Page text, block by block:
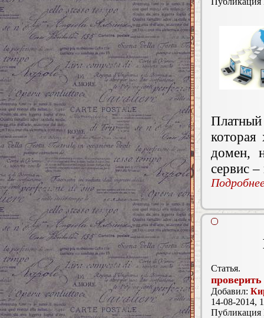
Платный
домен,
сервис –
Статья.
Добавил:
14-08-2014,